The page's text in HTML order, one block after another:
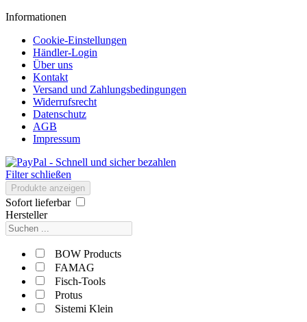
Informationen
Cookie-Einstellungen
Händler-Login
Über uns
Kontakt
Versand und Zahlungsbedingungen
Widerrufsrecht
Datenschutz
AGB
Impressum
Filter schließen
Produkte anzeigen
Sofort lieferbar
Hersteller
BOW Products
FAMAG
Fisch-Tools
Protus
Sistemi Klein